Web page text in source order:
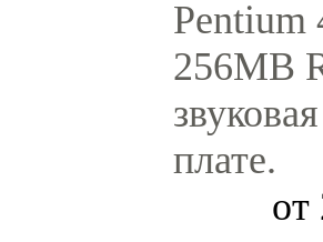
Pentium
256MB
плате.
от